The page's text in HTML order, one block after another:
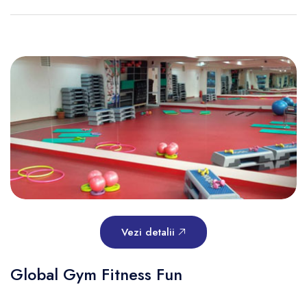
Vezi detalii
Global Gym Fitness Fun